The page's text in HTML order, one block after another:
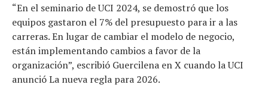
“En el seminario de UCI 2024, se demostró que los
equipos gastaron el 7% del presupuesto para ir a las
carreras. En lugar de cambiar el modelo de negocio,
están implementando cambios a favor de la
organización”, escribió Guercilena en X cuando la UCI
anunció La nueva regla para 2026.